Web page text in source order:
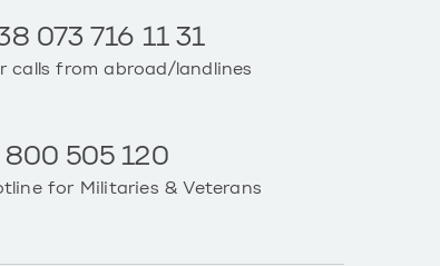
073 716 11 31
calls from abroad/landlines
505 120
for Militaries & Veterans